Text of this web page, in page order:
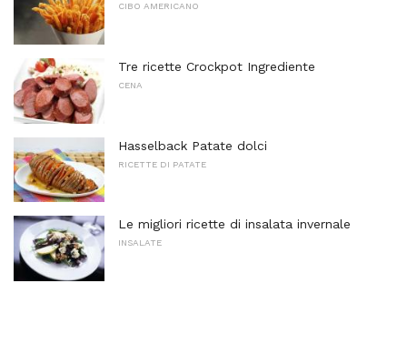
CIBO AMERICANO
Tre ricette Crockpot Ingrediente
CENA
Hasselback Patate dolci
RICETTE DI PATATE
Le migliori ricette di insalata invernale
INSALATE